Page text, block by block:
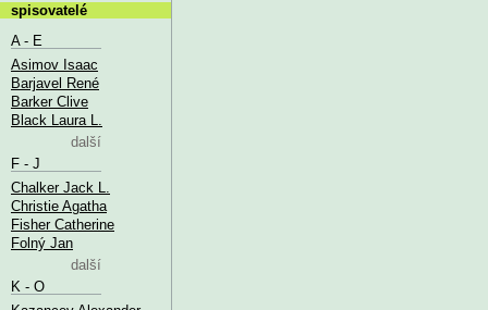
spisovatelé
A - E
Asimov Isaac
Barjavel René
Barker Clive
Black Laura L.
další
F - J
Chalker Jack L.
Christie Agatha
Fisher Catherine
Folný Jan
další
K - O